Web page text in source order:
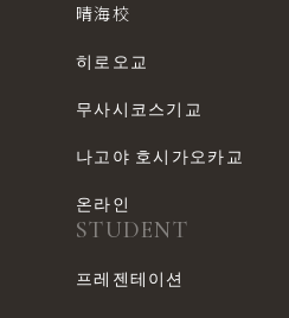
晴海校
히로오교
무사시코스기교
나고야 호시가오카교
온라인
STUDENT
프레젠테이션